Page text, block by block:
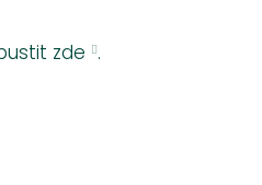
zde .